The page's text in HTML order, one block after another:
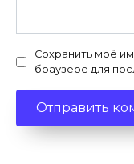
Сохранить моё
браузере для